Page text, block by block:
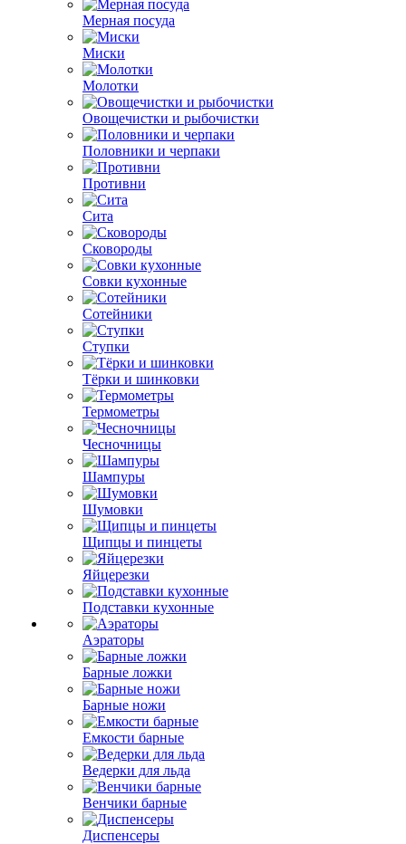
Мерная посуда
Миски
Молотки
Овощечистки и рыбочистки
Половники и черпаки
Противни
Сита
Сковороды
Совки кухонные
Сотейники
Ступки
Тёрки и шинковки
Термометры
Чесночницы
Шампуры
Шумовки
Щипцы и пинцеты
Яйцерезки
Подставки кухонные
Аэраторы
Барные ложки
Барные ножи
Емкости барные
Ведерки для льда
Венчики барные
Диспенсеры